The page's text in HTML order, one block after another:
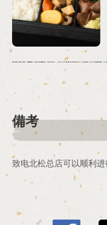
備考
致电北松总店可以顺利